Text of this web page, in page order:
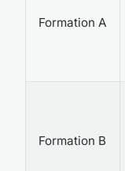
Formation A
Formation B